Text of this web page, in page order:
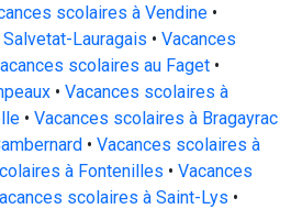
scolaires à Vendine •
Lauragais • Vacances
scolaires au Faget •
• Vacances scolaires à
• Vacances scolaires à Bragayrac
• Vacances scolaires à
à Fontenilles • Vacances
scolaires à Saint-Lys •